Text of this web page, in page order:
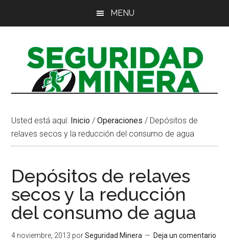
principal
MENU
Usted está aquí: Inicio / Operaciones / Depósitos de
relaves secos y la reducción del consumo de agua
Depósitos de relaves
secos y la reducción
del consumo de agua
4 noviembre, 2013 porSeguridad Minera Deja un comentario